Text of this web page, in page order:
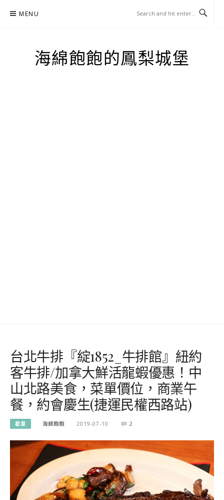
MENU
海綿飽飽的鳳梨城堡
台北牛排『綻1852_牛排館』紐約
客牛排/加拿大鮮活龍蝦優惠！中
山北路美食，菜單價位，商業午
餐，約會慶生(捷運民權西路站)
歇業 海綿飽飽 2019-07-10 2